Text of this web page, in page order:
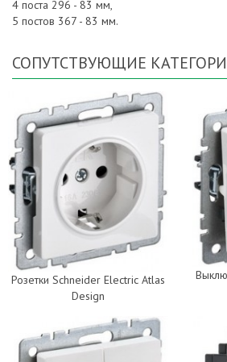
4 поста 296 - 83 мм,
5 постов 367 - 83 мм.
СОПУТСТВУЮЩИЕ
Розетки Schneider Electric Atlas
Design